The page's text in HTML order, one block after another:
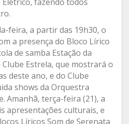
feira, a partir das 19h30, o
a presença do Bloco Lírico
de samba Estação da
Estrela, que mostrará o
deste ano, e do Clube
shows da Orquestra
Amanhã, terça-feira (21), a
apresentações culturais, e
Líricos Som de Serenata